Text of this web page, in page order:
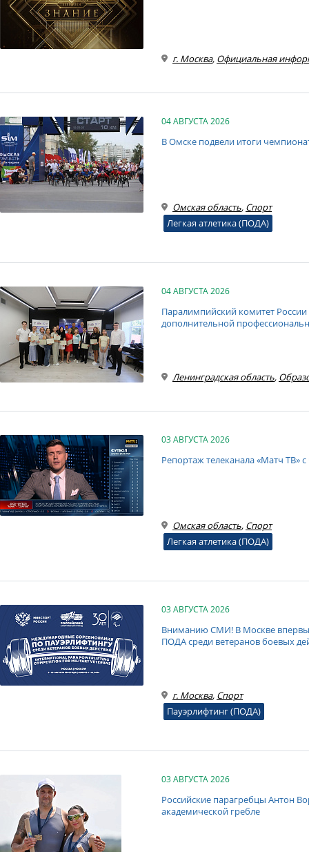
г. Москва, Официальная
04 АВГУСТА 2026
В Омске подвели итоги
Омская область, Спорт
Легкая атлетика (ПОДА)
04 АВГУСТА 2026
Паралимпийский комитет
дополнительной
Ленинградская область,
03 АВГУСТА 2026
Репортаж телеканала «Матч ТВ»
Омская область, Спорт
Легкая атлетика (ПОДА)
03 АВГУСТА 2026
Вниманию СМИ! В Москве
ПОДА среди ветеранов боевых
г. Москва, Спорт
Пауэрлифтинг (ПОДА)
03 АВГУСТА 2026
Российские парагребцы Антон
академической гребле